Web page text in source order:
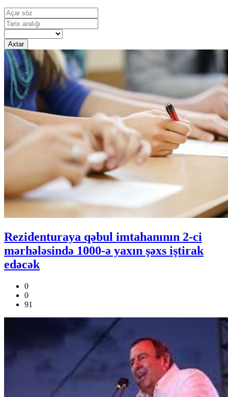
Axtar
Rezidenturaya qəbul imtahanının 2-ci
mərhələsində 1000-ə yaxın şəxs iştirak
edəcək
0
0
91